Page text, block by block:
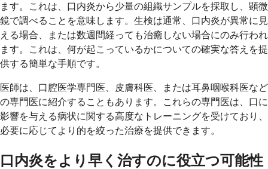
ます。これは、口内炎から少量の組織サンプルを採取し、顕微
鏡で調べることを意味します。生検は通常、口内炎が異常に見
える場合、または数週間経っても治癒しない場合にのみ行われ
ます。これは、何が起こっているかについての確実な答えを提
供する簡単な手順です。
医師は、口腔医学専門医、皮膚科医、または耳鼻咽喉科医など
の専門医に紹介することもあります。これらの専門医は、口に
影響を与える病状に関する高度なトレーニングを受けており、
必要に応じてより的を絞った治療を提供できます。
口内炎をより早く治すのに役立つ可能性